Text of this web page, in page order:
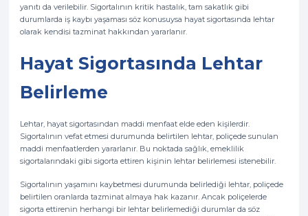
yanıtı da verilebilir. Sigortalının kritik hastalık, tam sakatlık gibi
durumlarda iş kaybı yaşaması söz konusuysa hayat sigortasında lehtar
olarak kendisi tazminat hakkından yararlanır.
Hayat Sigortasında Lehtar
Belirleme
Lehtar, hayat sigortasından maddi menfaat elde eden kişilerdir.
Sigortalının vefat etmesi durumunda belirtilen lehtar, poliçede sunulan
maddi menfaatlerden yararlanır. Bu noktada sağlık, emeklilik
sigortalarındaki gibi sigorta ettiren kişinin lehtar belirlemesi istenebilir.
Sigortalının yaşamını kaybetmesi durumunda belirlediği lehtar, poliçede
belirtilen oranlarda tazminat almaya hak kazanır. Ancak poliçelerde
sigorta ettirenin herhangi bir lehtar belirlemediği durumlar da söz